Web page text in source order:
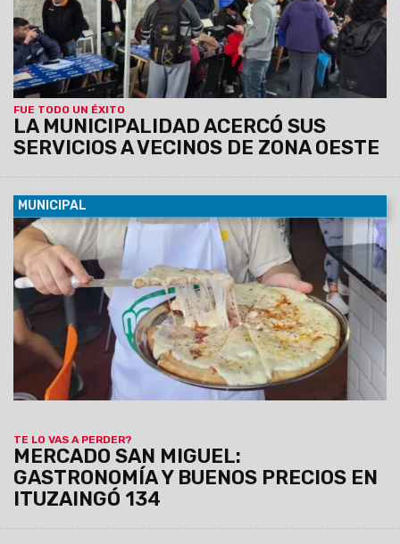
FUE TODO UN ÉXITO
LA MUNICIPALIDAD ACERCÓ SUS
SERVICIOS A VECINOS DE ZONA OESTE
prestaciones.
MUNICIPAL
TE LO VAS A PERDER?
MERCADO SAN MIGUEL:
GASTRONOMÍA Y BUENOS PRECIOS EN
ITUZAINGÓ 134
08/08/2026
Empanadas, tamales, humitas, locro, pizzas,
milanesas, minutas y muchas otras especialidades forman
parte de una amplia oferta de comidas caseras que invita a
salteños y turistas a disfrutar de los sabores de siempre a
precios accesibles.